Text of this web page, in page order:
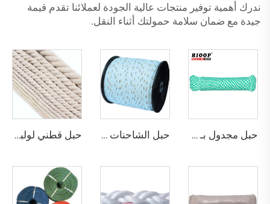
ندرك أهمية توفير منتجات عالية الجودة لعملائنا تقدم قيمة
جيدة مع ضمان سلامة حمولتك أثناء النقل.
حبل مجدول بـ 8 خيوط حبل الشاحنات كاليفورنيا حبل قطني لولبي